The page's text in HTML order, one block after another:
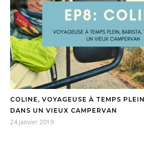
COLINE, VOYAGEUSE À TEMPS
DANS UN VIEUX CAMPERVAN
24 janvier 2019